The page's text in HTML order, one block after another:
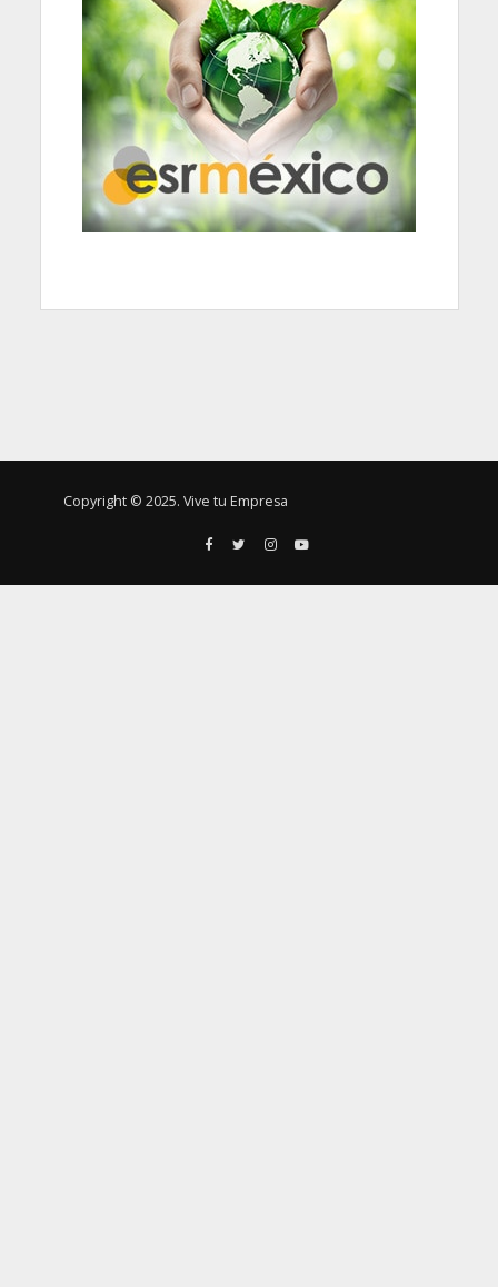
Copyright © 2025. Vive tu Empresa